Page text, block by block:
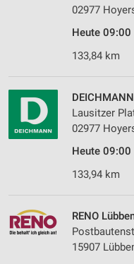
02977
Heute 09:00
133,84 km
Lausitzer
02977
Heute 09:00
133,94 km
RENO
15907
von Inhalten
Verwendung von
Messung der
Analyse von
Kombinationen von
Verwendung reduzierter
Inhalten
IAB-Besonderheiten: